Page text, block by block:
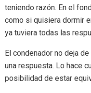
teniendo razón. En el
como si quisiera dormir
ya tuviera todas las
El condenador no deja
una respuesta. Lo hace
posibilidad de estar